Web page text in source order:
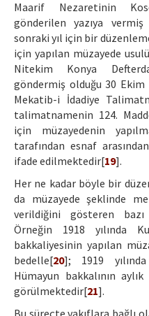
Maarif Nezaretinin
gönderilen yazıya
sonraki yıl için bir
için yapılan müzayede
Nitekim Konya
göndermiş olduğu 30 Ekim
Mekatib-i İdadiye
talimatnamenin 124.
için müzayedenin
tarafından esnaf
ifade edilmektedir[19].
Her ne kadar böyle bir
da müzayede şeklinde
verildiğini gösteren
Örneğin 1918 yılında
bakkaliyesinin yapılan
bedelle[20]; 1919
Hümayun bakkalının
görülmektedir[21].